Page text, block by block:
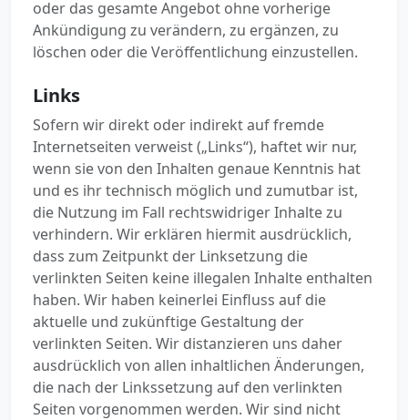
oder das gesamte Angebot ohne vorherige
Ankündigung zu verändern, zu ergänzen, zu
löschen oder die Veröffentlichung einzustellen.
Links
Sofern wir direkt oder indirekt auf fremde
Internetseiten verweist („Links“), haftet wir nur,
wenn sie von den Inhalten genaue Kenntnis hat
und es ihr technisch möglich und zumutbar ist,
die Nutzung im Fall rechtswidriger Inhalte zu
verhindern. Wir erklären hiermit ausdrücklich,
dass zum Zeitpunkt der Linksetzung die
verlinkten Seiten keine illegalen Inhalte enthalten
haben. Wir haben keinerlei Einfluss auf die
aktuelle und zukünftige Gestaltung der
verlinkten Seiten. Wir distanzieren uns daher
ausdrücklich von allen inhaltlichen Änderungen,
die nach der Linkssetzung auf den verlinkten
Seiten vorgenommen werden. Wir sind nicht